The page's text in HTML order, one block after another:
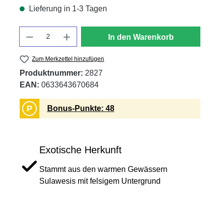
Lieferung in 1-3 Tagen
In den Warenkorb
Zum Merkzettel hinzufügen
Produktnummer: 2827
EAN: 0633643670684
P Bonus-Punkte: 48
Exotische Herkunft
Stammt aus den warmen Gewässern
Sulawesis mit felsigem Untergrund